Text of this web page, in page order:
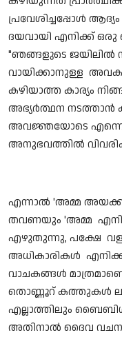
പ്രവേശിച്ചപ്പോൾ
ദയവായി എനിക്ക്
"ഞങ്ങളുടെ
വായിക്കാനുള്ള
കഴിയാത്ത കാര്യം
അഭ്യർത്ഥന
അവജ്ഞയോടെ എന്നെ
അനുഭവത്തിൽ
എന്നാൽ 'അമ്മ
തവണയും 'അമ്മ
എഴുതുന്നു, പക്ഷേ
അധികാരികൾ
വാചകങ്ങൾ
തൊണ്ണൂറ് കത്തുകൾ
എല്ലാത്തിലും
അതിനാൽ ദൈവ